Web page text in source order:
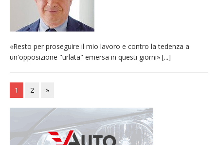
«Resto per proseguire il mio lavoro e contro la tedenza a
un'opposizione "urlata" emersa in questi giorni» [...]
1 2 »